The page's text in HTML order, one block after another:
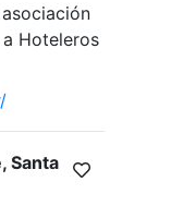
asociación
Hoteleros
Santa